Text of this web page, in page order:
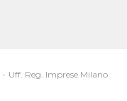
- Uff. Reg. Imprese Milano